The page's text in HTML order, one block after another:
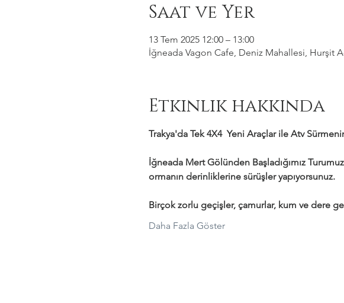
Saat ve Yer
13 Tem 2025 12:00 – 13:00
İğneada Vagon Cafe, Deniz Mahallesi, Hurşit
Etkinlik hakkında
Trakya'da Tek 4X4  Yeni Araçlar ile Atv
İğneada Mert Gölünden Başladığımız
ormanın derinliklerine sürüşler yapıyorsunuz.
Birçok zorlu geçişler, çamurlar, kum ve dere
Daha Fazla Göster